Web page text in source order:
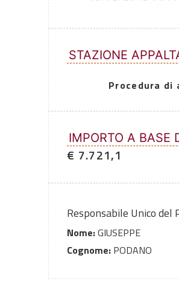
STAZIONE
Procedura di
IMPORTO A BASE
€ 7.721,1
Responsabile Unico del
Nome:GIUSEPPE
Cognome: PODANO